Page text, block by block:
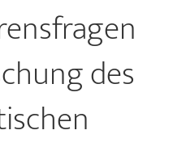
des